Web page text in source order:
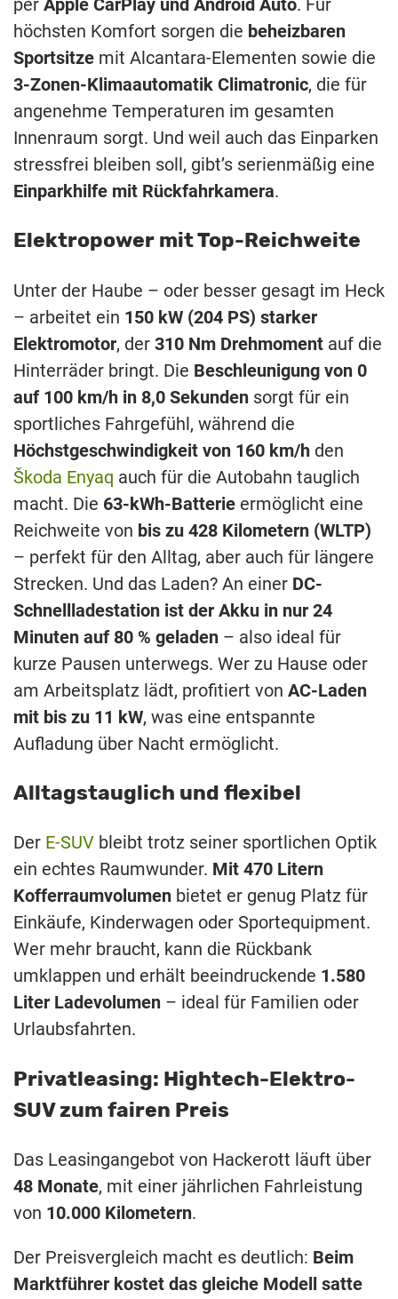
per Apple CarPlay und Android Auto. Für
höchsten Komfort sorgen die beheizbaren
Sportsitze mit Alcantara-Elementen sowie die
3-Zonen-Klimaautomatik Climatronic, die für
angenehme Temperaturen im gesamten
Innenraum sorgt. Und weil auch das Einparken
stressfrei bleiben soll, gibt’s serienmäßig eine
Einparkhilfe mit Rückfahrkamera.
Elektropower mit Top-Reichweite
Unter der Haube – oder besser gesagt im Heck
– arbeitet ein 150 kW (204 PS) starker
Elektromotor, der 310 Nm Drehmoment auf die
Hinterräder bringt. Die Beschleunigung von 0
auf 100 km/h in 8,0 Sekunden sorgt für ein
sportliches Fahrgefühl, während die
Höchstgeschwindigkeit von 160 km/h den
Škoda Enyaq auch für die Autobahn tauglich
macht. Die 63-kWh-Batterie ermöglicht eine
Reichweite von bis zu 428 Kilometern (WLTP)
– perfekt für den Alltag, aber auch für längere
Strecken. Und das Laden? An einer DC-
Schnellladestation ist der Akku in nur 24
Minuten auf 80 % geladen – also ideal für
kurze Pausen unterwegs. Wer zu Hause oder
am Arbeitsplatz lädt, profitiert von AC-Laden
mit bis zu 11 kW, was eine entspannte
Aufladung über Nacht ermöglicht.
Alltagstauglich und flexibel
Der E-SUV bleibt trotz seiner sportlichen Optik
ein echtes Raumwunder. Mit 470 Litern
Kofferraumvolumen bietet er genug Platz für
Einkäufe, Kinderwagen oder Sportequipment.
Wer mehr braucht, kann die Rückbank
umklappen und erhält beeindruckende 1.580
Liter Ladevolumen – ideal für Familien oder
Urlaubsfahrten.
Privatleasing: Hightech-Elektro-
SUV zum fairen Preis
Das Leasingangebot von Hackerott läuft über
48 Monate, mit einer jährlichen Fahrleistung
von 10.000 Kilometern.
Der Preisvergleich macht es deutlich: Beim
Marktführer kostet das gleiche Modell satte